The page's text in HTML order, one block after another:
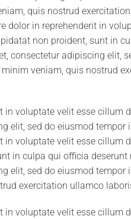
quis nostrud
dolor in reprehenderit in
non proident, sunt in
consectetur adipiscing elit,
veniam, quis nostrud
in voluptate velit esse cillum
elit, sed do eiusmod
in voluptate velit esse cillum
in culpa qui officia
elit, sed do eiusmod
exercitation ullamco
in voluptate velit esse cillum